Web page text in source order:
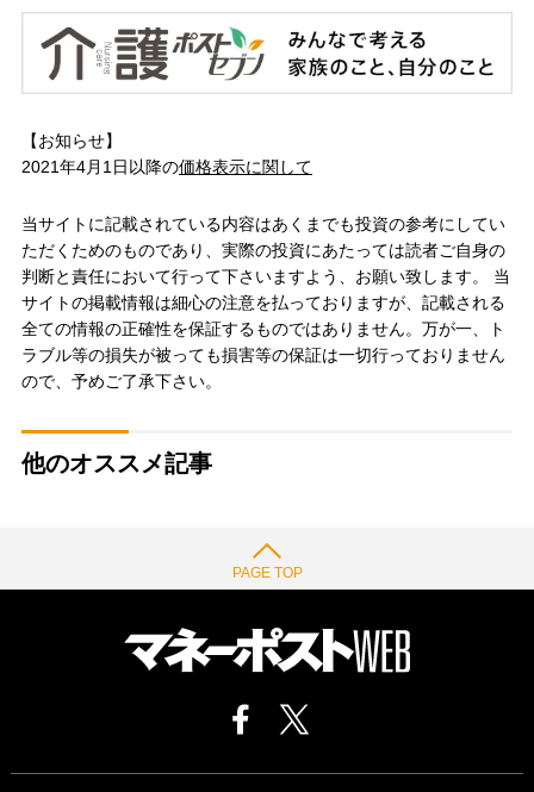
【お知らせ】
2021年4月1日以降の価格表示に関して
当サイトに記載されている内容はあくまでも投資の参考にしてい
ただくためのものであり、実際の投資にあたっては読者ご自身の
判断と責任において行って下さいますよう、お願い致します。 当
サイトの掲載情報は細心の注意を払っておりますが、記載される
全ての情報の正確性を保証するものではありません。万が一、ト
ラブル等の損失が被っても損害等の保証は一切行っておりません
ので、予めご了承下さい。
他のオススメ記事
PAGE TOP